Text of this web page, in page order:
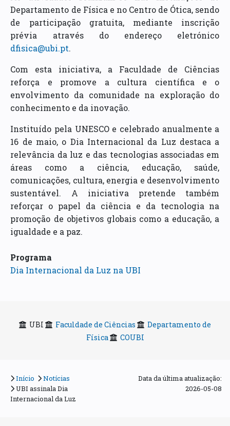
Departamento de Física e no Centro de Ótica, sendo
de participação gratuita, mediante inscrição
prévia através do endereço eletrónico
dfisica@ubi.pt.
Com esta iniciativa, a Faculdade de Ciências
reforça e promove a cultura científica e o
envolvimento da comunidade na exploração do
conhecimento e da inovação.
Instituído pela UNESCO e celebrado anualmente a
16 de maio, o Dia Internacional da Luz destaca a
relevância da luz e das tecnologias associadas em
áreas como a ciência, educação, saúde,
comunicações, cultura, energia e desenvolvimento
sustentável. A iniciativa pretende também
reforçar o papel da ciência e da tecnologia na
promoção de objetivos globais como a educação, a
igualdade e a paz.
Programa
Dia Internacional da Luz na UBI
UBI Faculdade de Ciências
Departamento de
Física
COUBI
Início
Notícias
UBI assinala Dia
Internacional da Luz
Data da última atualização:
2026-05-08